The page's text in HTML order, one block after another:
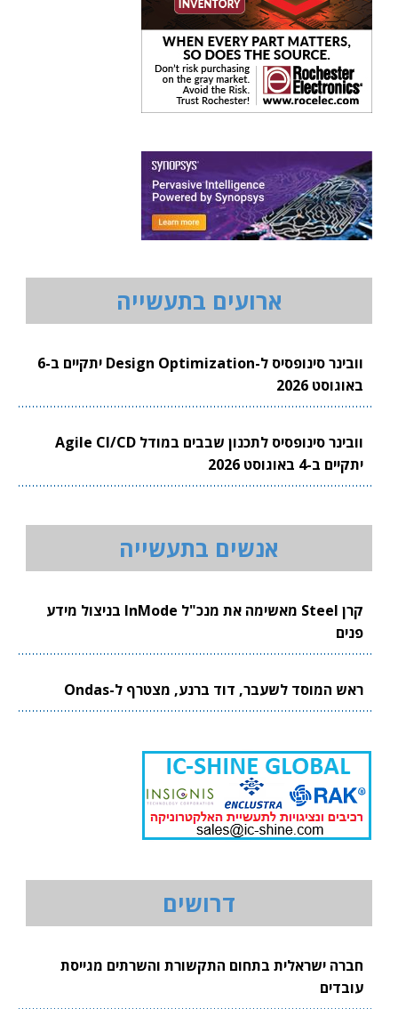
ארועים בתעשייה
וובינר סינופסיס ל-Design Optimization יתקיים ב-6
באוגוסט 2026
וובינר סינופסיס לתכנון שבבים במודל Agile CI/CD
יתקיים ב-4 באוגוסט 2026
אנשים בתעשייה
קרן Steel מאשימה את מנכ"ל InMode בניצול מידע
פנים
ראש המוסד לשעבר, דוד ברנע, מצטרף ל-Ondas
דרושים
חברה ישראלית בתחום התקשורת והשרתים מגייסת
עובדים